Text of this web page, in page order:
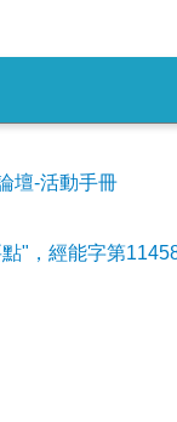
壇-活動手冊
"，經能字第